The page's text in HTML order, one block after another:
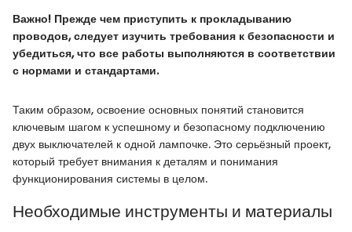
Важно! Прежде чем приступить к прокладыванию
проводов, следует изучить требования к безопасности и
убедиться, что все работы выполняются в соответствии
с нормами и стандартами.
Таким образом, освоение основных понятий становится
ключевым шагом к успешному и безопасному подключению
двух выключателей к одной лампочке. Это серьёзный проект,
который требует внимания к деталям и понимания
функционирования системы в целом.
Необходимые инструменты и материалы